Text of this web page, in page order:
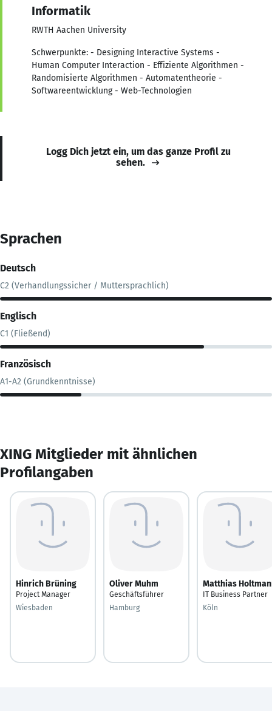
Informatik
RWTH Aachen University
Schwerpunkte: - Designing Interactive Systems -
Human Computer Interaction - Effiziente Algorithmen -
Randomisierte Algorithmen - Automatentheorie -
Softwareentwicklung - Web-Technologien
Logg Dich jetzt ein, um das ganze Profil zu
sehen.
Sprachen
Deutsch
C2 (Verhandlungssicher / Muttersprachlich)
Englisch
C1 (Fließend)
Französisch
A1-A2 (Grundkenntnisse)
XING Mitglieder mit ähnlichen
Profilangaben
Hinrich Brüning
Project Manager
Wiesbaden
Oliver Muhm
Geschäftsführer
Hamburg
Matthias
IT Business Partner
Köln